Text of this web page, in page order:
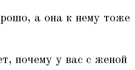
а она к нему тоже
почему у вас с женой